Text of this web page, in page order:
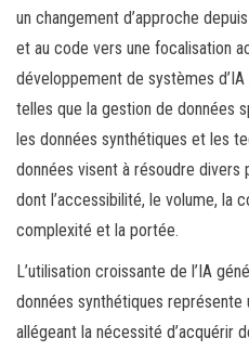
un changement d’approche
et au code vers une focalisation
développement de systèmes
telles que la gestion de données
les données synthétiques et les
données visent à résoudre divers
dont l’accessibilité, le volume, la
complexité et la portée.
L’utilisation croissante de l’IA
données synthétiques
allégeant la nécessité d’acquérir